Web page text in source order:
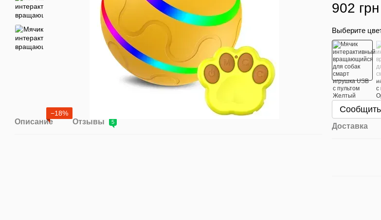
−18%
Описание Отзывы 5
902 грн
Выберите
Доставка